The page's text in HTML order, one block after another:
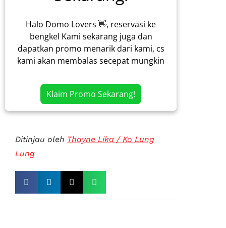
Halo Domo Lovers 👋, reservasi ke
bengkel Kami sekarang juga dan
dapatkan promo menarik dari kami, cs
kami akan membalas secepat mungkin
Klaim Promo Sekarang!
Ditinjau oleh Thayne Lika / Ko Lung
Lung